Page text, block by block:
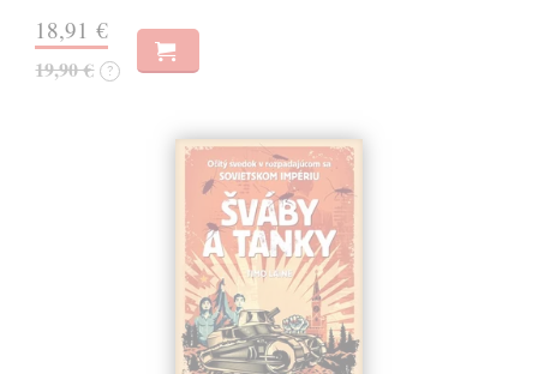
18,91 €
19,90 € ?